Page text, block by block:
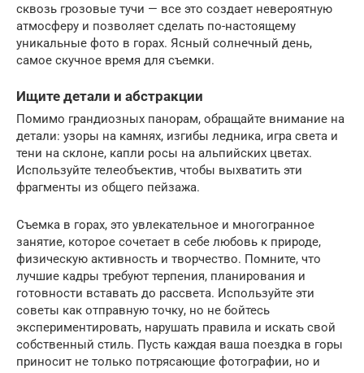
сквозь грозовые тучи — все это создает невероятную
атмосферу и позволяет сделать по-настоящему
уникальные фото в горах. Ясный солнечный день,
самое скучное время для съемки.
Ищите детали и абстракции
Помимо грандиозных панорам, обращайте внимание на
детали: узоры на камнях, изгибы ледника, игра света и
тени на склоне, капли росы на альпийских цветах.
Используйте телеобъектив, чтобы выхватить эти
фрагменты из общего пейзажа.
Съемка в горах, это увлекательное и многогранное
занятие, которое сочетает в себе любовь к природе,
физическую активность и творчество. Помните, что
лучшие кадры требуют терпения, планирования и
готовности вставать до рассвета. Используйте эти
советы как отправную точку, но не бойтесь
экспериментировать, нарушать правила и искать свой
собственный стиль. Пусть каждая ваша поездка в горы
приносит не только потрясающие фотографии, но и